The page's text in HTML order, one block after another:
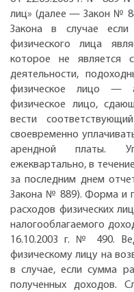
лиц» (далее — Закон №
Закона в случае
физического лица
которое не является
деятельности,
физическое лицо —
физическое лицо,
вести
своевременно
арендной платы.
ежеквартально, в
за последним днем
Закона № 889). Форма и
расходов физических
налогооблагаемого
16.10.2003 г. № 490.
физическому лицу на
в случае, если сумма
полученных доходов.